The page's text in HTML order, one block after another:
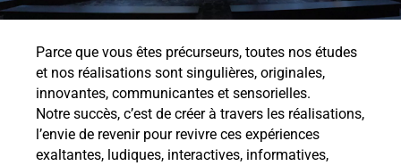
Parce que vous êtes précurseurs, toutes nos études
et nos réalisations sont singulières, originales,
innovantes, communicantes et sensorielles.
Notre succès, c’est de créer à travers les réalisations,
l’envie de revenir pour revivre ces expériences
exaltantes, ludiques, interactives, informatives,